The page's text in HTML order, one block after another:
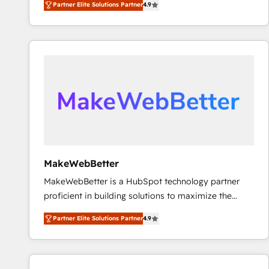
marketing automation, Growth, Revops, CRM et
webdesign. Markentive is both a consulting firm, a
digital agency and an integrator. With over 115
Partner Elite Solutions Partner4.9
MakeWebBetter
MakeWebBetter is a HubSpot technology partner
proficient in building solutions to maximize the
operational efficiency of HubSpot. The fastest-
growing tech-enabler & facilitator, MakeWebBetter,
hands you the blend of HubSpot expertise &
eminent solutions & integrations. Trust us to
Partner Elite Solutions Partner4.9